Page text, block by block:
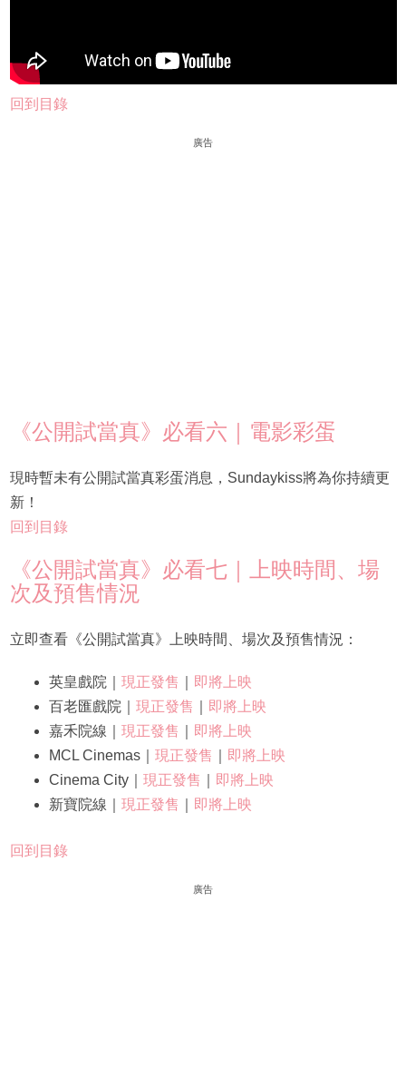
回到目錄
廣告
《公開試當真》必看六｜電影彩蛋
現時暫未有公開試當真彩蛋消息，Sundaykiss將為你持續更
新！
回到目錄
《公開試當真》必看七｜上映時間、場
次及預售情況
立即查看《公開試當真》上映時間、場次及預售情況：
英皇戲院｜ 現正發售
即將上映
百老匯戲院｜ 現正發售
即將上映
嘉禾院線｜ 現正發售
即將上映
MCL Cinemas｜ 現正發售
即將上映
Cinema City｜ 現正發售
即將上映
新寶院線｜ 現正發售 即將上映
回到目錄
廣告